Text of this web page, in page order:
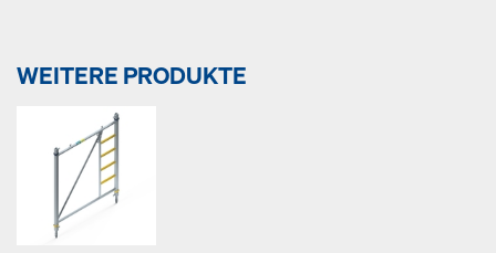
WEITERE PRODUKTE